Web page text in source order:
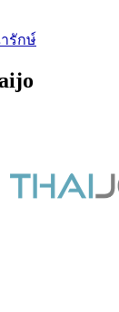
รักษ์